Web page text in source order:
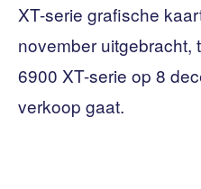
XT-serie grafische
november uitgebracht,
6900 XT-serie op 8
verkoop gaat.